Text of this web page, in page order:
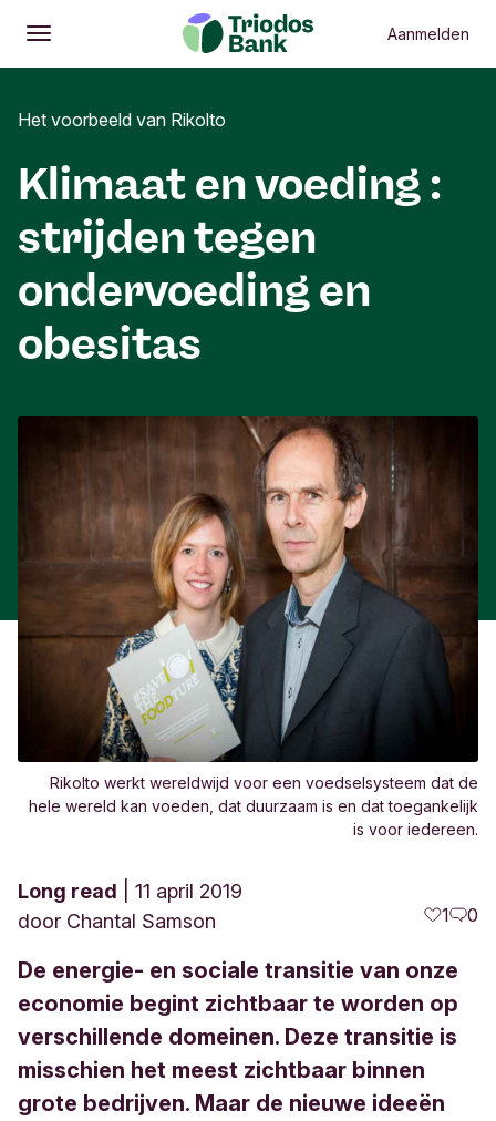
Openen
Hoofdmenu Aanmelden
Het voorbeeld van Rikolto
Klimaat en voeding :
strijden tegen
ondervoeding en
obesitas
Rikolto werkt wereldwijd voor een voedselsysteem dat de
hele wereld kan voeden, dat duurzaam is en dat toegankelijk
is voor iedereen.
Long read
11 april 2019
door Chantal Samson 1 0
De energie- en sociale transitie van onze
economie begint zichtbaar te worden op
verschillende domeinen. Deze transitie is
misschien het meest zichtbaar binnen
grote bedrijven. Maar de nieuwe ideeën